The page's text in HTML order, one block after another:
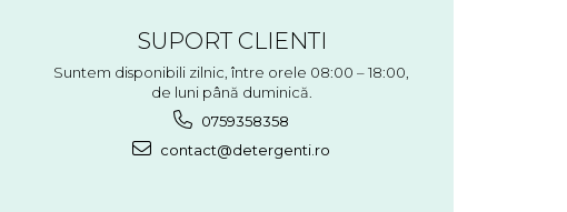
SUPORT CLIENTI
Suntem disponibili zilnic, între orele 08:00 – 18:00,
de luni până duminică.
0759358358
contact@detergenti.ro